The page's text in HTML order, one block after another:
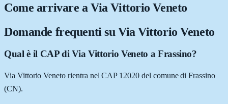
Come arrivare aVia Vittorio Veneto
Domande frequenti su Via Vittorio Veneto
Qual è il CAP di Via Vittorio Veneto a Frassino?
Via Vittorio Veneto rientra nel CAP 12020 del comune di Frassino
(CN).